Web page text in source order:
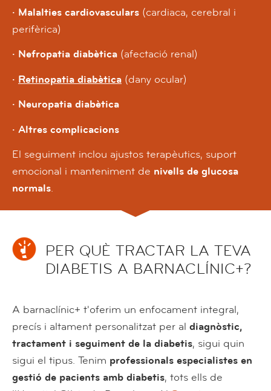
· Malalties cardiovasculars (cardiaca, cerebral i
perifèrica)
· Nefropatia diabètica (afectació renal)
· Retinopatia diabètica (dany ocular)
· Neuropatia diabètica
· Altres complicacions
El seguiment inclou ajustos terapèutics, suport
emocional i manteniment de nivells de glucosa
normals.
PER QUÈ TRACTAR LA TEVA
DIABETIS A BARNACLÍNIC+?
A barnaclínic+ t'oferim un enfocament integral,
precís i altament personalitzat per al diagnòstic,
tractament i seguiment de la diabetis, sigui quin
sigui el tipus. Tenim professionals especialistes en
gestió de pacients amb diabetis, tots ells de